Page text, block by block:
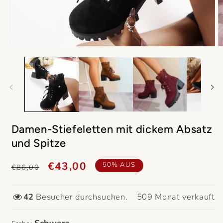
Damen-Stiefeletten mit dickem Absatz
und Spitze
Normaler
€86,00 Verkaufspreis
€43,00 50% AUS
42 Besucher durchsuchen. 509 Monat verkauft
Schwarz
36